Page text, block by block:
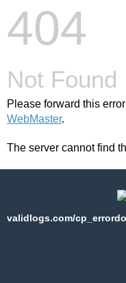
404
Not Found
Please forward this
WebMaster.
The server cannot find
validlogs.com/